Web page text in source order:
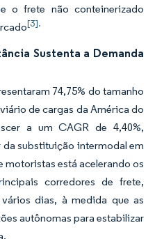
o frete não conteinerizado
[3].
Sustenta a Demanda
74,75% do tamanho
de cargas da América do
a um CAGR de 4,40%,
substituição intermodal em
motoristas está acelerando os
corredores de frete,
dias, à medida que as
autônomas para estabilizar